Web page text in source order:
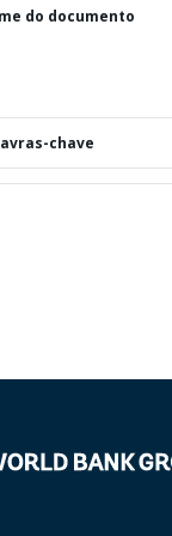
do documento
chave